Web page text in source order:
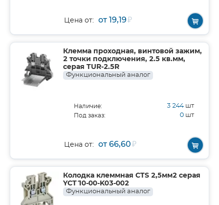
Цена от: от 19,19₽
Клемма проходная, винтовой зажим,
2 точки подключения, 2.5 кв.мм,
серая TUR-2.5R
Функциональный аналог
Наличие: 3 244 шт
Под заказ: 0 шт
Цена от: от 66,60₽
Колодка клеммная CTS 2,5мм2 серая
YCT10-00-K03-002
Функциональный аналог